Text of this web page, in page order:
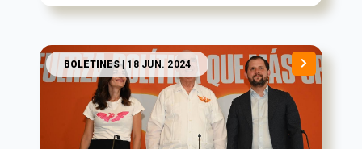
BOLETINES| 18 JUN. 2024